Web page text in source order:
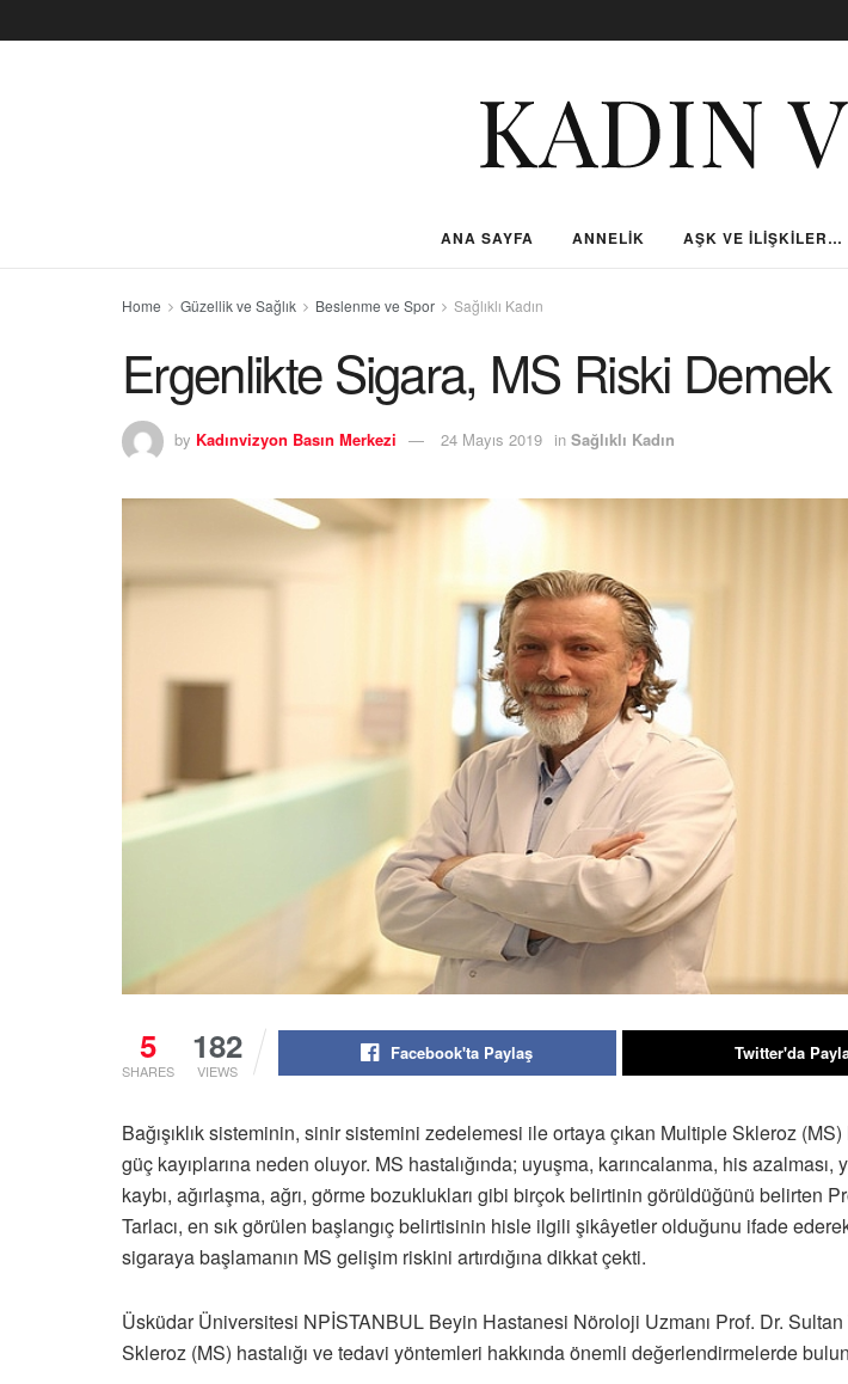
ANA SAYFA ANNELIK AŞK VE İLIŞKILER…
Home Güzellik ve Sağlık Beslenme ve Spor Sağlıklı Kadın
Ergenlikte Sigara, MS Riski Demek
by Kadınvizyon Basın Merkezi 24 Mayıs 2019 in Sağlıklı Kadın
5
SHARES
182
VIEWS
Facebook'ta Paylaş Twitter'da
Bağışıklık sisteminin, sinir sistemini zedelemesi ile ortaya çıkan Multiple Skleroz (MS)
güç kayıplarına neden oluyor. MS hastalığında; uyuşma, karıncalanma, his
kaybı, ağırlaşma, ağrı, görme bozuklukları gibi birçok belirtinin görüldüğünü belirten
Tarlacı, en sık görülen başlangıç belirtisinin hisle ilgili şikâyetler olduğunu ifade
sigaraya başlamanın MS gelişim riskini artırdığına dikkat çekti.
Üsküdar Üniversitesi NPİSTANBUL Beyin Hastanesi Nöroloji Uzmanı Prof. Dr. Sultan
Skleroz (MS) hastalığı ve tedavi yöntemleri hakkında önemli değerlendirmelerde